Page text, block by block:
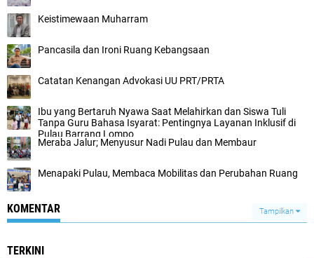
Keistimewaan Muharram
Pancasila dan Ironi Ruang Kebangsaan
Catatan Kenangan Advokasi UU PRT/PRTA
Ibu yang Bertaruh Nyawa Saat Melahirkan dan Siswa Tuli
Tanpa Guru Bahasa Isyarat: Pentingnya Layanan Inklusif di
Pulau Barrang Lompo
Meraba Jalur; Menyusur Nadi Pulau dan Membaur
Menapaki Pulau, Membaca Mobilitas dan Perubahan Ruang
KOMENTAR Tampilkan
TERKINI